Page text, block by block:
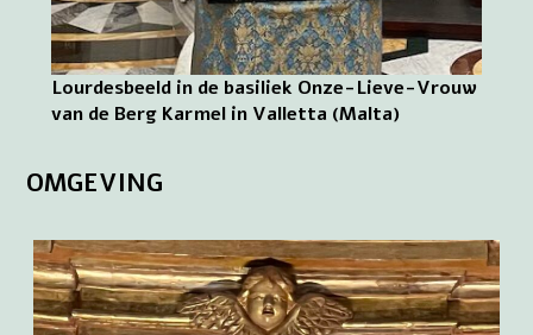
Lourdesbeeld in de basiliek Onze-Lieve-Vrouw
van de Berg Karmel in Valletta (Malta)
OMGEVING